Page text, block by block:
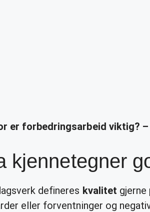
er forbedringsarbeid viktig? –
kjennetegner
defineres kvalitet
eller forventninger og